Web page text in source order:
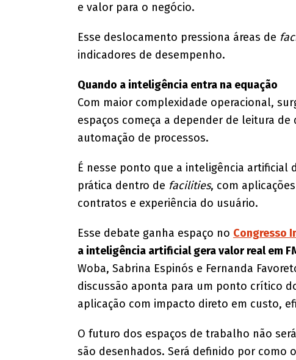
e valor para o negócio.
Esse deslocamento pressiona áreas de
indicadores de desempenho.
Quando a inteligência entra na equação
Com maior complexidade operacional,
espaços começa a depender de leitura
automação de processos.
É nesse ponto que a inteligência artificial
prática dentro de facilities, com
contratos e experiência do usuário.
Esse debate ganha espaço no Congresso
a inteligência artificial gera valor real em
Woba, Sabrina Espinós e Fernanda
discussão aponta para um ponto crítico
aplicação com impacto direto em custo,
O futuro dos espaços de trabalho não
são desenhados. Será definido por